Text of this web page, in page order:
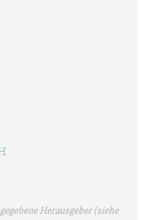
Herausgeber (siehe